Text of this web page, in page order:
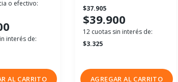
o efectivo:
interés de:
AL CARRITO
$37.905
$39.900
12 cuotas sin interés de:
$3.325
AGREGAR AL CARRITO